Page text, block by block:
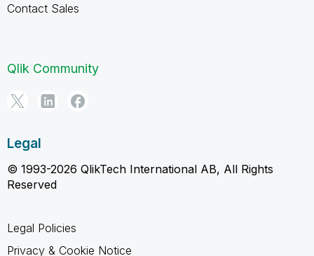
Contact Sales
Qlik Community
Legal
© 1993-2026 QlikTech International AB, All Rights
Reserved
Legal Policies
Privacy & Cookie Notice